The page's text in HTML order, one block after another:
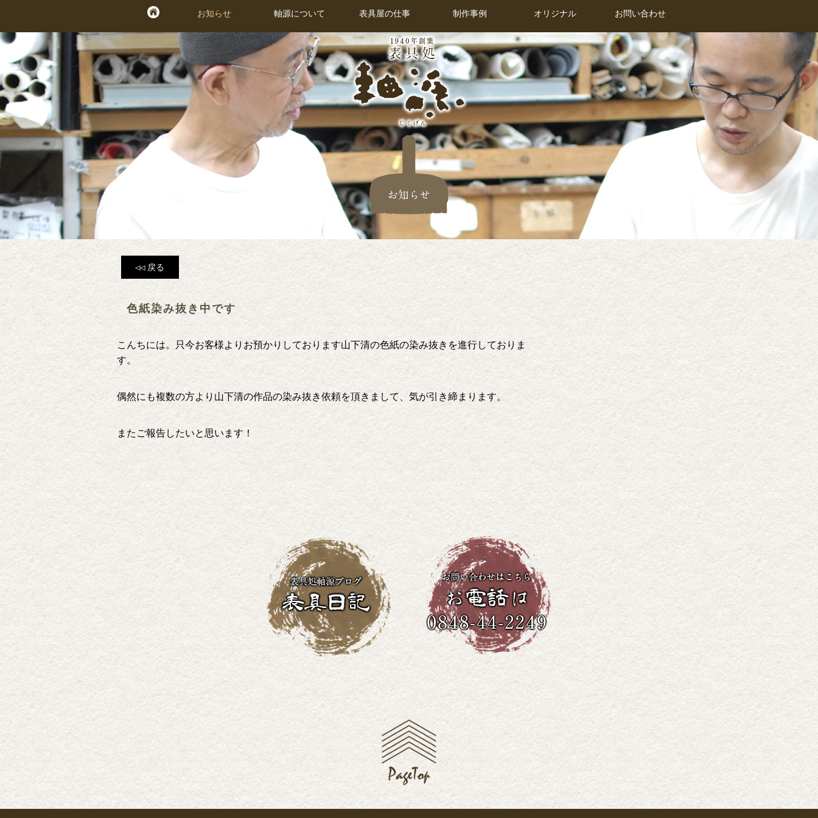
お知らせ 軸源について 表具屋の仕事 制作事例 オリジナル お問い合わせ
お知らせ 軸源について 表具屋の仕事 制作事例 オリジナル お問い合わせ
◁◁戻る
色紙染み抜き中です
こんちには。只今お客様よりお預かりしております山下清の色紙の染み抜きを進行しておりま
す。
偶然にも複数の方より山下清の作品の染み抜き依頼を頂きまして、気が引き締まります。
またご報告したいと思います！